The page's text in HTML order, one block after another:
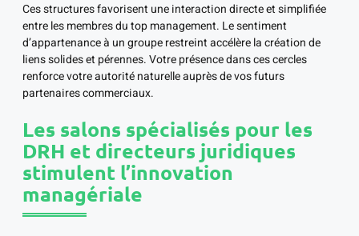
Ces structures favorisent une interaction directe et simplifiée
entre les membres du top management. Le sentiment
d’appartenance à un groupe restreint accélère la création de
liens solides et pérennes. Votre présence dans ces cercles
renforce votre autorité naturelle auprès de vos futurs
partenaires commerciaux.
Les salons spécialisés pour les
DRH et directeurs juridiques
stimulent l’innovation
managériale